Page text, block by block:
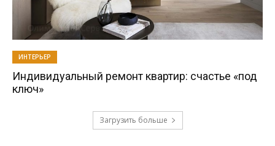
ИНТЕРЬЕР
Индивидуальный ремонт квартир: счастье «под
ключ»
Загрузить больше